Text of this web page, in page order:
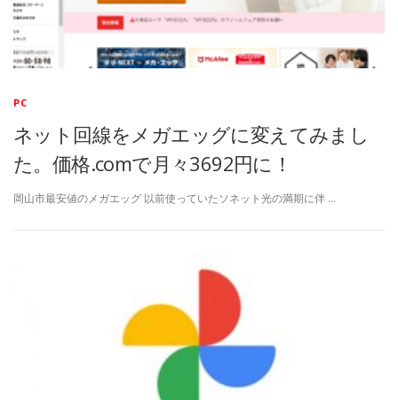
PC
ネット回線をメガエッグに変えてみまし
た。価格.comで月々3692円に！
岡山市最安値のメガエッグ 以前使っていたソネット光の満期に伴 …